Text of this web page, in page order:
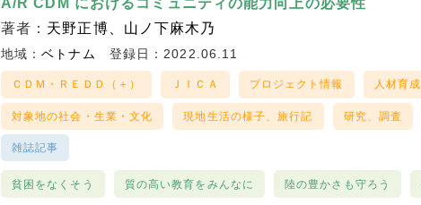
A/R CDM におけるコミュニティの能力向上の必要性
著者： 天野正博 山ノ下麻木乃
地域：ベトナム 登録日：2022.06.11
ＣＤＭ・ＲＥＤＤ（＋） ＪＩＣＡ プロジェクト情報 人材育成
対象地の社会・生業・文化 現地生活の様子、旅行記 研究、調査
雑誌記事
貧困をなくそう 質の高い教育をみんなに 陸の豊かさも守ろう